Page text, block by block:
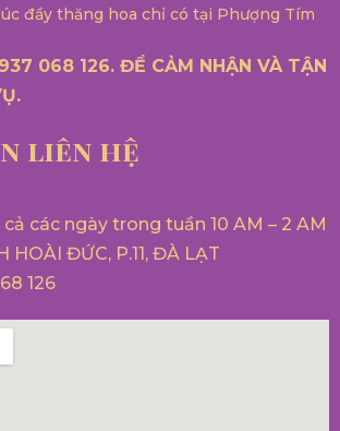
đầy thăng hoa chỉ có tại Phượng Tím
068 126. ĐỂ CẢM NHẬN VÀ TẬN
liên hệ
các ngày trong tuần 10 AM – 2 AM
HOÀI ĐỨC, P.11, ĐÀ LẠT
126